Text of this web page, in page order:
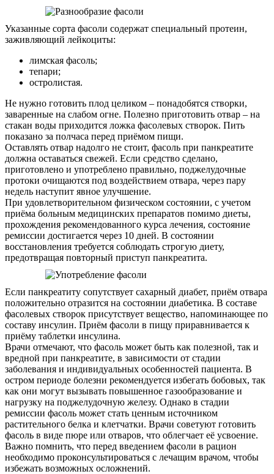
Указанные сорта фасоли содержат специальный протеин,
заживляющий лейкоциты:
лимская фасоль;
тепари;
остролистая.
Не нужно готовить плод целиком – понадобятся створки,
заваренные на слабом огне. Полезно приготовить отвар – на
стакан воды приходится ложка фасолевых створок. Пить
показано за полчаса перед приёмом пищи.
Оставлять отвар надолго не стоит, фасоль при панкреатите
должна оставаться свежей. Если средство сделано,
приготовлено и употреблено правильно, поджелудочные
протоки очищаются под воздействием отвара, через пару
недель наступит явное улучшение.
При удовлетворительном физическом состоянии, с учетом
приёма больным медицинских препаратов помимо диеты,
прохождения рекомендованного курса лечения, состояние
ремиссии достигается через 10 дней. В состоянии
восстановления требуется соблюдать строгую диету,
предотвращая повторный приступ панкреатита.
Если панкреатиту сопутствует сахарный диабет, приём отвара
положительно отразится на состоянии диабетика. В составе
фасолевых створок присутствует вещество, напоминающее по
составу инсулин. Приём фасоли в пищу приравнивается к
приёму таблетки инсулина.
Врачи отмечают, что фасоль может быть как полезной, так и
вредной при панкреатите, в зависимости от стадии
заболевания и индивидуальных особенностей пациента. В
остром периоде болезни рекомендуется избегать бобовых, так
как они могут вызывать повышенное газообразование и
нагрузку на поджелудочную железу. Однако в стадии
ремиссии фасоль может стать ценным источником
растительного белка и клетчатки. Врачи советуют готовить
фасоль в виде пюре или отваров, что облегчает её усвоение.
Важно помнить, что перед введением фасоли в рацион
необходимо проконсультироваться с лечащим врачом, чтобы
избежать возможных осложнений.